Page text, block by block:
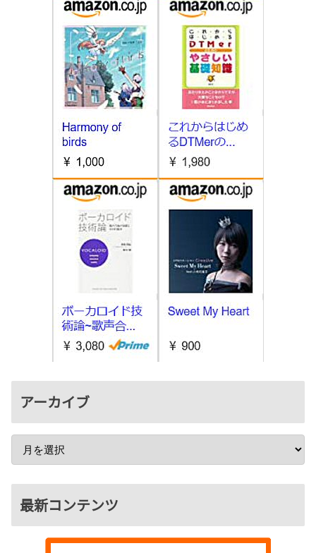
アーカイブ
最新コンテンツ